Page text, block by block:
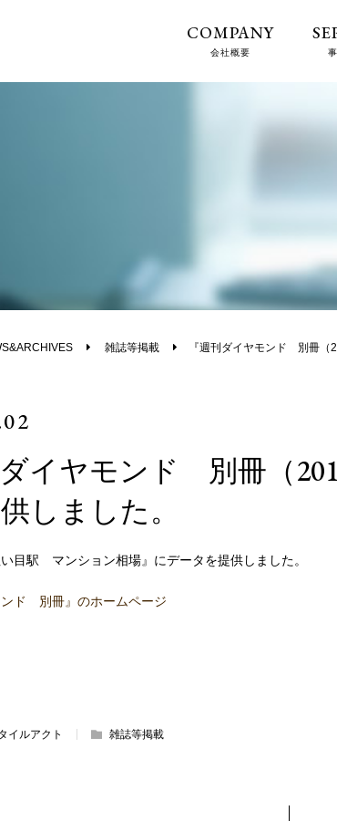
COMPANY
会社概要
雑誌等掲載 『週刊ダイヤモンド 別冊（
ダイヤモンド 別冊（
しました。
い目駅 マンション相場』にデータを提供しました。
ンド 別冊』のホームページ
イルアクト 雑誌等掲載